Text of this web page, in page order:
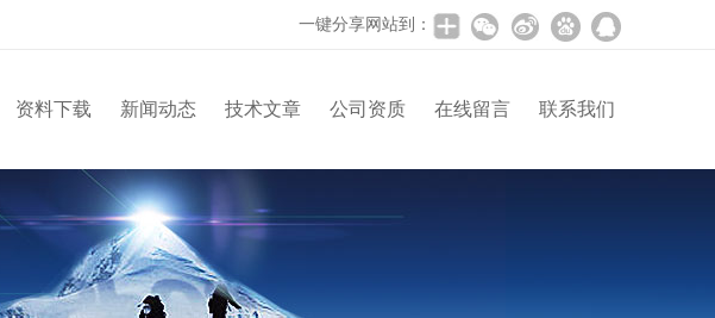
一键分享网站到：
资料下载 新闻动态 技术文章 公司资质 在线留言 联系我们